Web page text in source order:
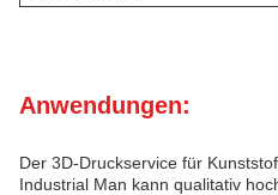
Anwendungen:
Der 3D-Druckservice für
Industrial Man kann qualitativ